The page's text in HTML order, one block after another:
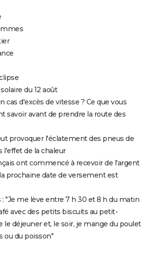
du 12 août
cas d'excès de vitesse ? Ce que vous
savoir avant de prendre la route des
provoquer l'éclatement des pneus de
l'effet de la chaleur
ont commencé à recevoir de l'argent
prochaine date de versement est
: "Je me lève entre 7 h 30 et 8 h du matin
avec des petits biscuits au petit-
le déjeuner et, le soir, je mange du poulet
ou du poisson"